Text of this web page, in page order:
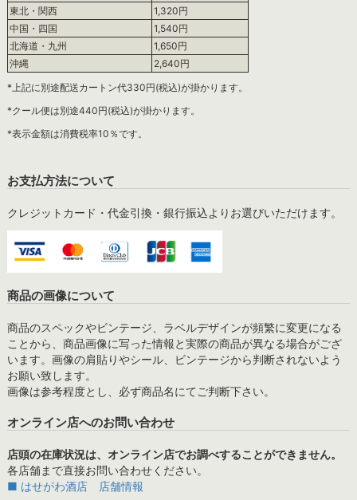
東北・関西
1,320円
中国・四国
1,540円
北海道・九州
1,650円
沖縄
2,640円
*上記に別途配送カートン代330円(税込)が掛かります。
*クール便は別途440円(税込)が掛かります。
*表示金額は消費税率10％です。
お支払方法について
クレジットカード・代金引換・銀行振込よりお選びいただけます。
商品の画像について
商品のスペックやビンテージ、ラベルデザインが頻繁に変更になる
ことから、商品画像に写った情報と実際の商品が異なる場合がござ
います。画像の肩貼りやシール、ビンテージから判断されないよう
お願い致します。
画像は参考程度とし、必ず商品名にてご判断下さい。
オンライン店へのお問い合わせ
店頭の在庫状況は、オンライン店でお調べすることができません。
各店舗まで直接お問い合わせください。
■ はせがわ酒店 店舗情報